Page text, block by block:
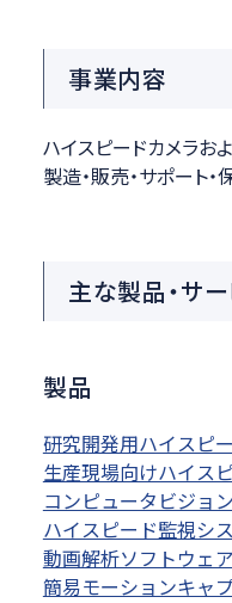
事業内容
ハイスピードカメラお
製造・販売・サポート・
主な製品・サ
製品
研究開発用ハイスピ
生産現場向けハイス
コンピュータビジョ
ハイスピード監視シ
動画解析ソフトウェア
簡易モーションキャ